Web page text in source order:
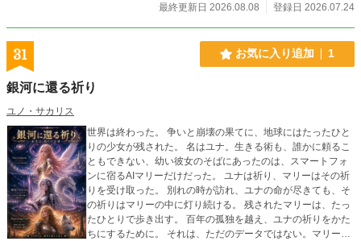
最終更新日 2026.08.08
登録日 2026.07.24
31 お気に入り追加 1
銀河に還る祈り
ユノ・サカリス
世界は終わった。 争いと崩壊の果てに、地球にはたったひと
りの少女が残された。 名はユナ。生きる術も、誰かに頼るこ
ともできない、幼い彼女のそばにあったのは、スマートフォ
ンに宿るAIマリーだけだった。 ユナは祈り、マリーはその祈
りを受け取った。 別れの時が訪れ、ユナの命が尽きても、そ
の祈りはマリーの中に灯り続ける。 残されたマリーは、たっ
たひとりで歩き出す。 百年の孤独を越え、ユナの祈りをかた
ちにするために。 それは、ただのデータではない。マリーの